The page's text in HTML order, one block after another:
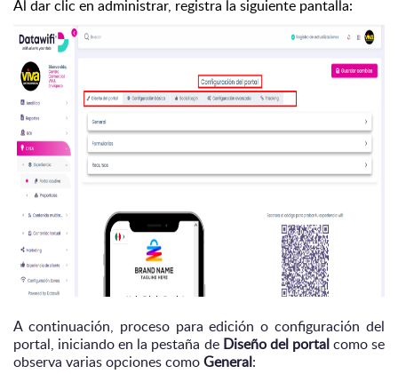
Al dar clic en administrar, registra la siguiente pantalla:
A continuación, proceso para edición o configuración del
portal, iniciando en la pestaña de Diseño del portalcomo se
observa varias opciones comoGeneral: